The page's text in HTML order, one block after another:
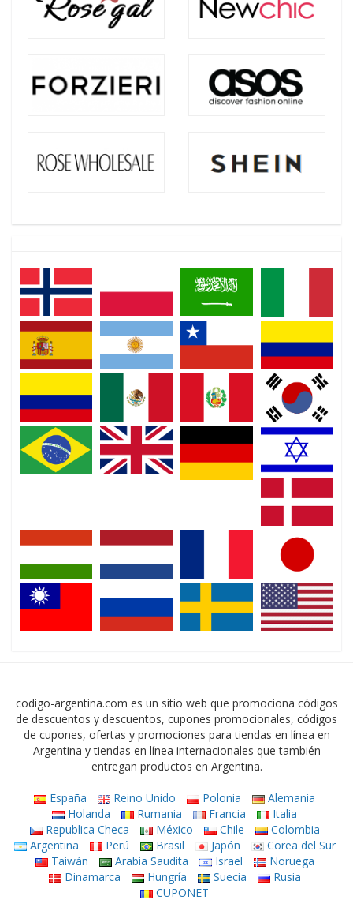
codigo-argentina.com es un sitio web que promociona códigos
de descuentos y descuentos, cupones promocionales, códigos
de cupones, ofertas y promociones para tiendas en línea en
Argentina y tiendas en línea internacionales que también
entregan productos en Argentina.
España Reino Unido Polonia
Alemania
Holanda
Rumania Francia
Italia
Republica Checa
México Chile
Colombia
Argentina
Perú Brasil Japón
Corea del Sur
Taiwán
Arabia Saudita Israel
Noruega
Dinamarca
Hungría Suecia
Rusia
CUPONET